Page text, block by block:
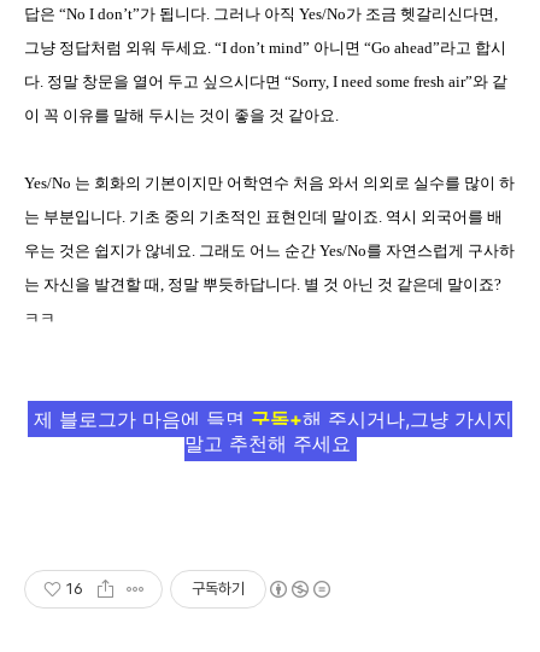
답은 “No I don’t”가 됩니다 그러나 아직 Yes/No가 조금 헷갈리신다면
그냥 정답처럼 외워 두세요 . “I don’t mind” 아니면 “Go ahead”라고 합시
다 정말 창문을 열어 두고 싶으시다면 “Sorry, I need some fresh air”와 같
이 꼭 이유를 말해 두시는 것이 좋을 것 같아요
Yes/No 는 회화의 기본이지만 어학연수 처음 와서 의외로 실수를 많이 하
는 부분입니다 기초 중의 기초적인 표현인데 말이죠 역시 외국어를 배
우는 것은 쉽지가 않네요
그래도 어느 순간 Yes/No를 자연스럽게 구사하
는 자신을 발견할 때 정말 뿌듯하답니다 별 것 아닌 것 같은데 말이죠?
ㅋㅋ
제 블로그가 마음에 들면 구독+해 주시거나,그냥 가시지
말고 추천해 주세요
16 구독하기